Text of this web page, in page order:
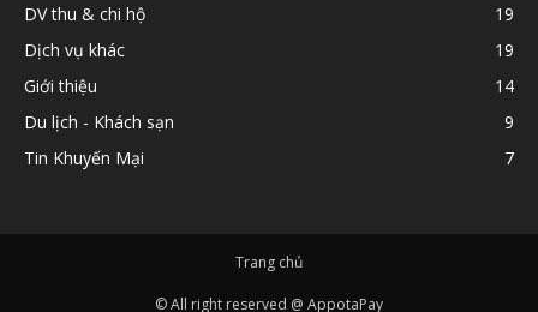
DV thu & chi hộ
19
Dịch vụ khác
19
Giới thiệu
14
Du lịch - Khách sạn
9
Tin Khuyến Mại
7
Trang chủ
© All right reserved @ AppotaPay